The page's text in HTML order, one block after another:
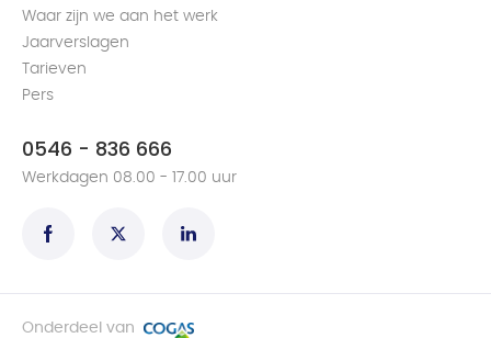
Waar zijn we aan het werk
Jaarverslagen
Tarieven
Pers
0546 - 836 666
Werkdagen 08.00 - 17.00 uur
Onderdeel van